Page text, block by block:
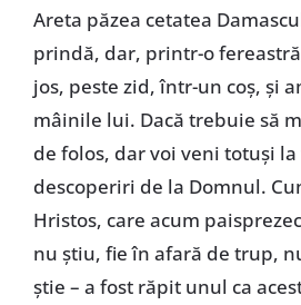
Areta păzea cetatea
prindă, dar, printr-o
jos, peste zid, într-un coș, și
mâinile lui. Dacă trebuie să
de folos, dar voi veni totuși
descoperiri de la Domnul.
Hristos, care acum
nu știu, fie în afară de trup,
știe – a fost răpit unul ca